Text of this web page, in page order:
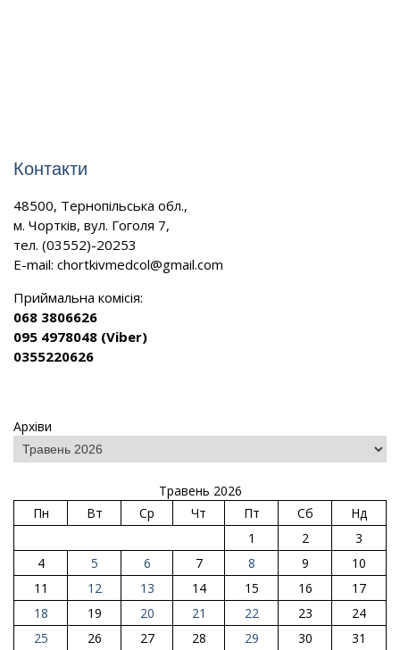
Контакти
48500, Тернопільська обл.,
м. Чортків, вул. Гоголя 7,
тел. (03552)-20253
E-mail: chortkivmedcol@gmail.com
Приймальна комісія:
068 3806626
095 4978048 (Viber)
0355220626
Архіви
Травень 2026
Пн
Вт Ср Чт Пт Сб
Нд
1
2
3
4
5 6 7 8 9
10
11
12 13 14 15 16
17
18
19 20 21 22 23
24
25
26 27 28 29 30 31